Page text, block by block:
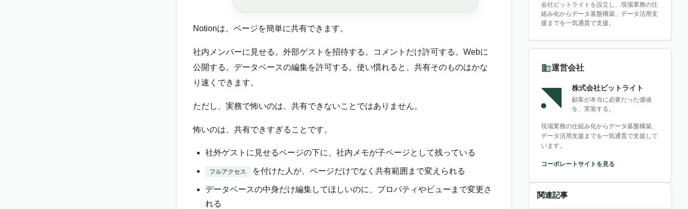
Notionは、ページを簡単に共有できます。
社内メンバーに見せる。外部ゲストを招待する。コメントだけ許可する。Webに
公開する。データベースの編集を許可する。使い慣れると、共有そのものはかな
り速くできます。
ただし、実務で怖いのは、共有できないことではありません。
怖いのは、共有できすぎることです。
社外ゲストに見せるページの下に、社内メモが子ページとして残っている
フルアクセス を付けた人が、ページだけでなく共有範囲まで変えられる
データベースの中身だけ編集してほしいのに、プロパティやビューまで変更さ
れる
会社ビットライトを設立し、現場業務の仕
組み化からデータ基盤構築、データ活用支
援までを一気通貫で支援。
運営会社
株式会社ビットライト
顧客が本当に必要だった価値
を、実装する。
現場業務の仕組み化からデータ基盤構築、
データ活用支援までを一気通貫で支援して
います。
コーポレートサイトを見る
関連記事